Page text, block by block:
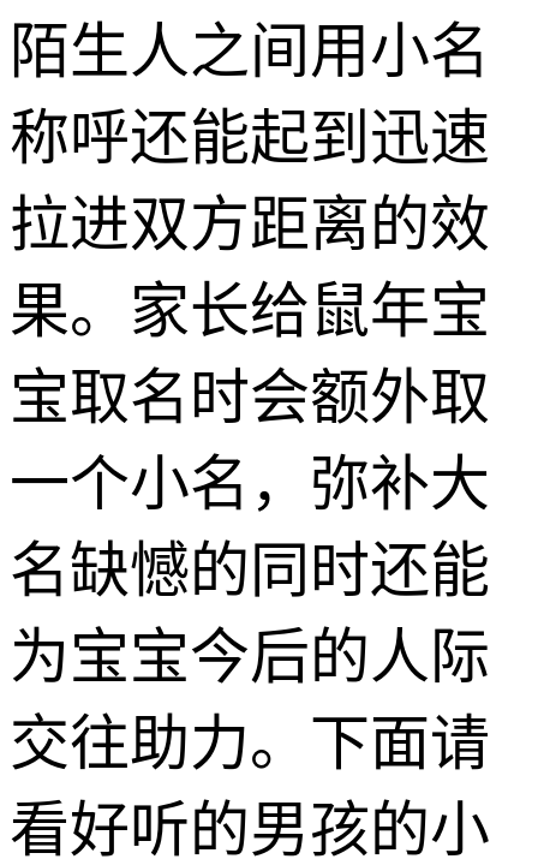
陌生人之间用小名
称呼还能起到迅速
拉进双方距离的效
果。家长给鼠年宝
宝取名时会额外取
一个小名，弥补大
名缺憾的同时还能
为宝宝今后的人际
交往助力。下面请
看好听的男孩的小